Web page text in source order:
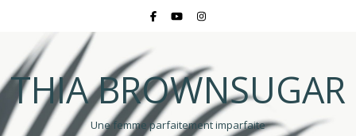
THIA BROWNSUGAR
Une femme parfaitement imparfaite